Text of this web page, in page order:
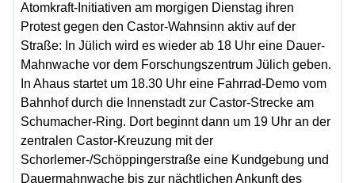
Atomkraft-Initiativen am morgigen Dienstag ihren
Protest gegen den Castor-Wahnsinn aktiv auf der
Straße: In Jülich wird es wieder ab 18 Uhr eine Dauer-
Mahnwache vor dem Forschungszentrum Jülich geben.
In Ahaus startet um 18.30 Uhr eine Fahrrad-Demo vom
Bahnhof durch die Innenstadt zur Castor-Strecke am
Schumacher-Ring. Dort beginnt dann um 19 Uhr an der
zentralen Castor-Kreuzung mit der
Schorlemer-/Schöppingerstraße eine Kundgebung und
Dauermahnwache bis zur nächtlichen Ankunft des